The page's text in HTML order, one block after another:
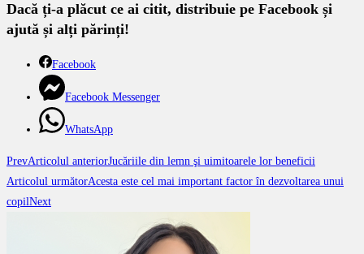
Dacă ți-a plăcut ce ai citit, distribuie pe Facebook și
ajută și alți părinți!
Facebook
Facebook Messenger
WhatsApp
PrevArticolul anteriorJucăriile din lemn şi uimitoarele lor beneficii
Articolul următorAcesta este cel mai important factor în dezvoltarea unui
copilNext